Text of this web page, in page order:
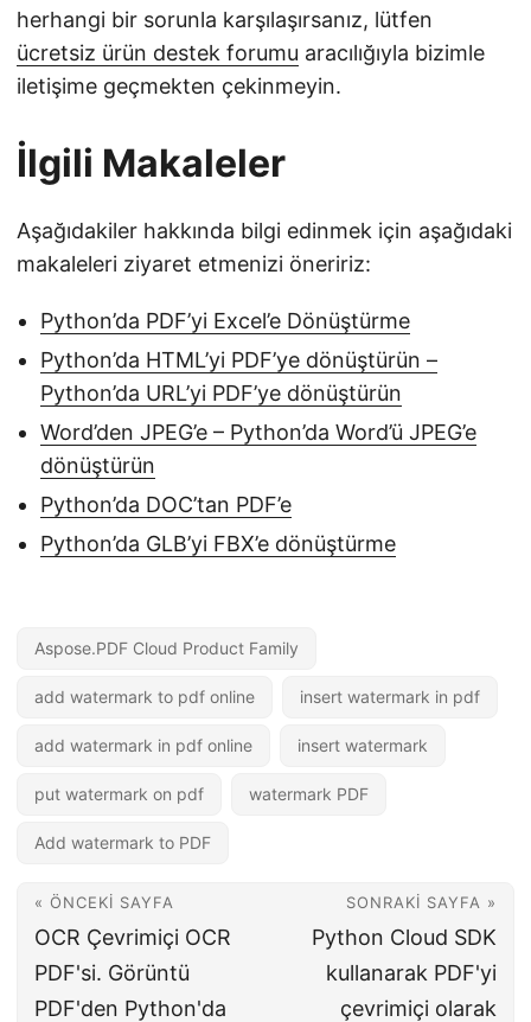
herhangi bir sorunla karşılaşırsanız, lütfen
ücretsiz ürün destek forumu aracılığıyla bizimle
iletişime geçmekten çekinmeyin.
İlgili Makaleler
Aşağıdakiler hakkında bilgi edinmek için aşağıdaki
makaleleri ziyaret etmenizi öneririz:
Python’da PDF’yi Excel’e Dönüştürme
Python’da HTML’yi PDF’ye dönüştürün –
Python’da URL’yi PDF’ye dönüştürün
Word’den JPEG’e – Python’da Word’ü JPEG’e
dönüştürün
Python’da DOC’tan PDF’e
Python’da GLB’yi FBX’e dönüştürme
Aspose.PDF Cloud Product Family
add watermark to pdf online insert watermark in pdf
add watermark in pdf online insert watermark
put watermark on pdf watermark PDF
Add watermark to PDF
« ÖNCEKI SAYFA
OCR Çevrimiçi OCR
PDF'si. Görüntü
PDF'den Python'da
SONRAKI SAYFA »
Python Cloud SDK
kullanarak PDF'yi
çevrimiçi olarak